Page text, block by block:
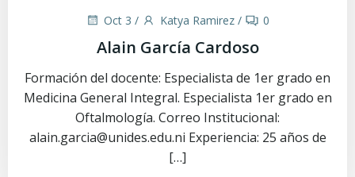
Oct 3 / Katya Ramirez / 0
Alain García Cardoso
Formación del docente: Especialista de 1er grado en
Medicina General Integral. Especialista 1er grado en
Oftalmología. Correo Institucional:
alain.garcia@unides.edu.ni Experiencia: 25 años de
[…]